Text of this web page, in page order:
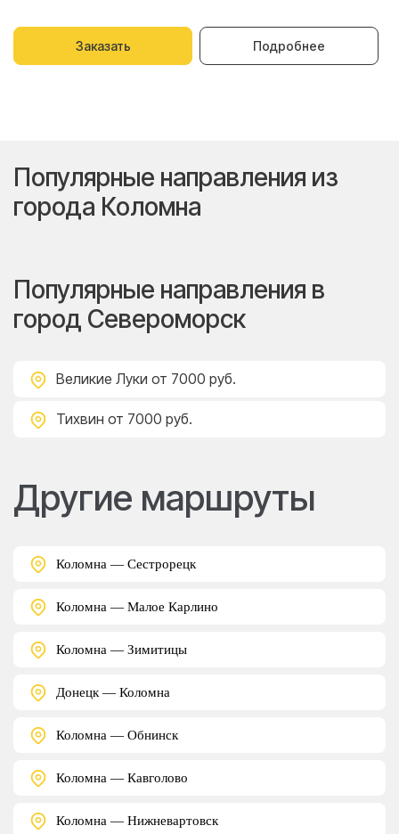
Заказать Подробнее
Популярные направления из
города Коломна
Популярные направления в
город Североморск
Великие Луки от 7000 руб.
Тихвин от 7000 руб.
Другие маршруты
Коломна — Сестрорецк
Коломна — Малое Карлино
Коломна — Зимитицы
Донецк — Коломна
Коломна — Обнинск
Коломна — Кавголово
Коломна — Нижневартовск